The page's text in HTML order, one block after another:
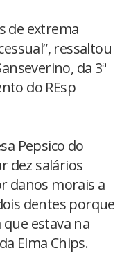
de extrema
ressaltou
da 3ª
do REsp
Pepsico do
dez salários
danos morais a
dentes porque
estava na
Elma Chips.